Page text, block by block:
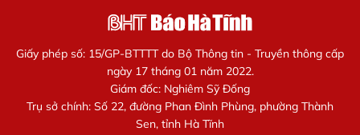
Giấy phép số: 15/GP-BTTTT do Bộ Thông tin - Truyền thông cấp
ngày 17 tháng 01 năm 2022.
Giám đốc: Nghiêm Sỹ Đống
Trụ sở chính: Số 22, đường Phan Đình Phùng, phường Thành
Sen, tỉnh Hà Tĩnh